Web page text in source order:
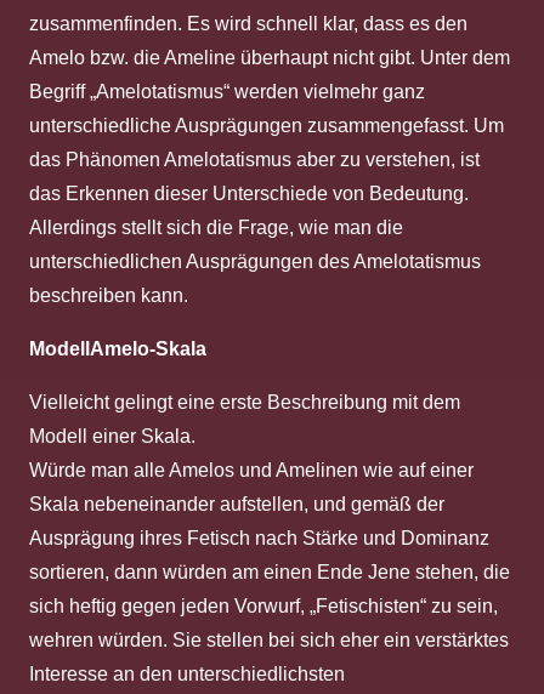
zusammenfinden. Es wird schnell klar, dass es den
Amelo bzw. die Ameline überhaupt nicht gibt. Unter dem
Begriff „Amelotatismus“ werden vielmehr ganz
unterschiedliche Ausprägungen zusammengefasst. Um
das Phänomen Amelotatismus aber zu verstehen, ist
das Erkennen dieser Unterschiede von Bedeutung.
Allerdings stellt sich die Frage, wie man die
unterschiedlichen Ausprägungen des Amelotatismus
beschreiben kann.
ModellAmelo-Skala
Vielleicht gelingt eine erste Beschreibung mit dem
Modell einer Skala.
Würde man alle Amelos und Amelinen wie auf einer
Skala nebeneinander aufstellen, und gemäß der
Ausprägung ihres Fetisch nach Stärke und Dominanz
sortieren, dann würden am einen Ende Jene stehen, die
sich heftig gegen jeden Vorwurf, „Fetischisten“ zu sein,
wehren würden. Sie stellen bei sich eher ein verstärktes
Interesse an den unterschiedlichsten